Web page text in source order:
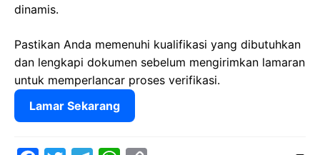
dinamis.
Pastikan Anda memenuhi kualifikasi yang dibutuhkan
dan lengkapi dokumen sebelum mengirimkan lamaran
untuk memperlancar proses verifikasi.
Lamar Sekarang